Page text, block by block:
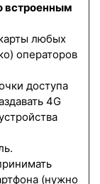
встроенным
любых
операторов
доступа
4G
(нужно